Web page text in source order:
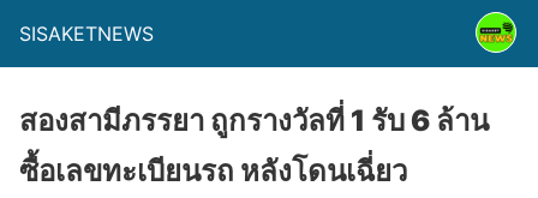
SISAKETNEWS
สองสามีภรรยา ถูกรางวัลที่ 1 รับ 6 ล้าน
ซื้อเลขทะเบียนรถ หลังโดนเฉี่ยว